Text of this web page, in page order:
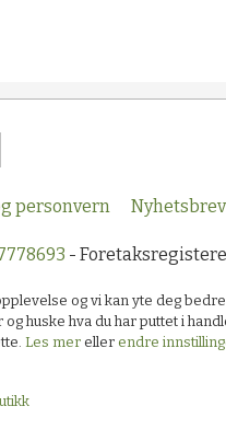
personvern Nyhetsbrev
-
og vi kan yte deg
huske hva du har puttet i
Les mer eller endre